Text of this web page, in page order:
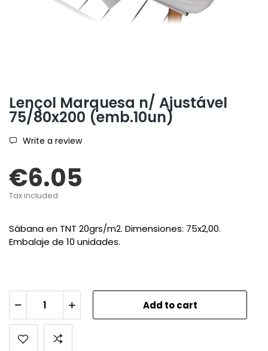
Lençol Marquesa n/ Ajustável
75/80x200 (emb.10un)
Write a review
€6.05
Tax included
Sábana en TNT 20grs/m2. Dimensiones: 75x2,00.
Embalaje de 10 unidades.
Add to cart